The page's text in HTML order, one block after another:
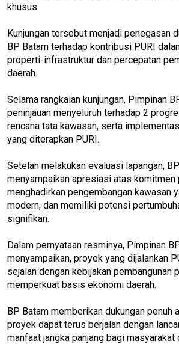
khusus.
Kunjungan tersebut menjadi penegasan
BP Batam terhadap kontribusi PURI
properti-infrastruktur dan percepatan
daerah.
Selama rangkaian kunjungan, Pimpinan
peninjauan menyeluruh terhadap 2
rencana tata kawasan, serta
yang diterapkan PURI.
Setelah melakukan evaluasi lapangan,
menyampaikan apresiasi atas komitmen
menghadirkan pengembangan kawasan
modern, dan memiliki potensi
signifikan.
Dalam pernyataan resminya, Pimpinan
menyampaikan, proyek yang dijalankan
sejalan dengan kebijakan pembangunan
memperkuat basis ekonomi daerah.
BP Batam memberikan dukungan penuh
proyek dapat terus berjalan dengan
manfaat jangka panjang bagi